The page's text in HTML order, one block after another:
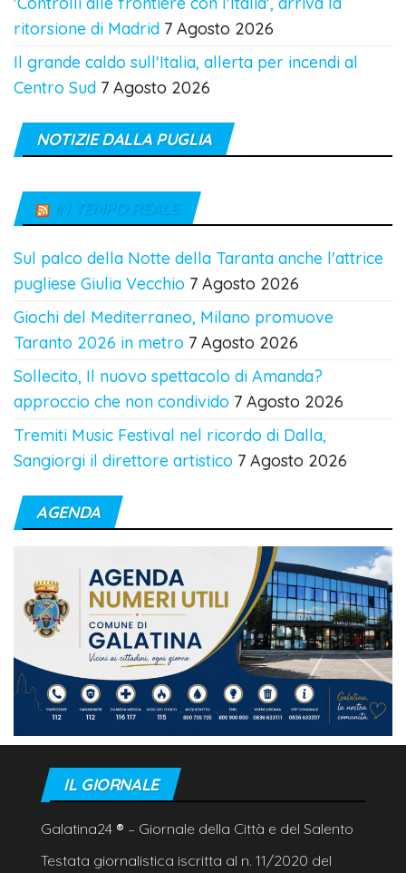
ritorsione di Madrid 7 Agosto 2026
Il grande caldo sull'Italia, allerta per incendi al
Centro Sud 7 Agosto 2026
NOTIZIE DALLA PUGLIA
IN TEMPO REALE
Sul palco della Notte della Taranta anche l'attrice
pugliese Giulia Vecchio 7 Agosto 2026
Giochi del Mediterraneo, Milano promuove
Taranto 2026 in metro 7 Agosto 2026
Sollecito, Il nuovo spettacolo di Amanda?
approccio che non condivido 7 Agosto 2026
Tremiti Music Festival nel ricordo di Dalla,
Sangiorgi il direttore artistico 7 Agosto 2026
AGENDA
IL GIORNALE
Galatina24 ® – Giornale della Città e del Salento
Testata giornalistica iscritta al n. 11/2020 del